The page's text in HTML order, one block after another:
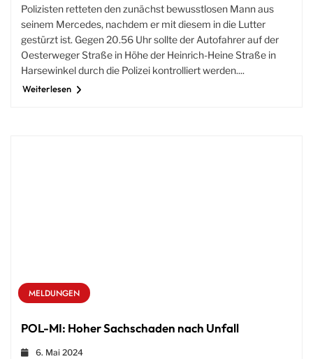
Polizisten retteten den zunächst bewusstlosen Mann aus
seinem Mercedes, nachdem er mit diesem in die Lutter
gestürzt ist. Gegen 20.56 Uhr sollte der Autofahrer auf der
Oesterweger Straße in Höhe der Heinrich-Heine Straße in
Harsewinkel durch die Polizei kontrolliert werden....
Weiterlesen
MELDUNGEN
POL-MI: Hoher Sachschaden nach Unfall
6. Mai 2024